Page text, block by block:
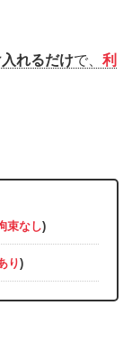
れるだけで、 利
束なし)
り)